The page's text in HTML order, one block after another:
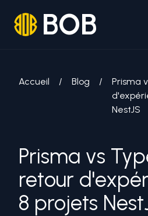
BOB
Accueil / Blog /
Prisma
NestJS
Prisma vs
retour
8 projets